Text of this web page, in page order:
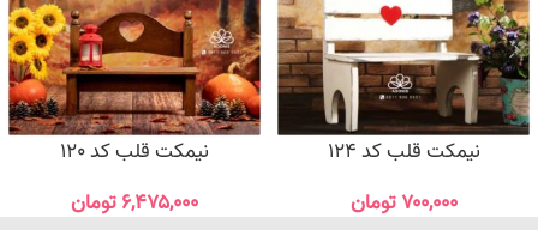
نیمکت قلب کد 124
۷۰۰,۰۰۰ تومان
نیمکت قلب کد 120
۶,۴۷۵,۰۰۰تومان